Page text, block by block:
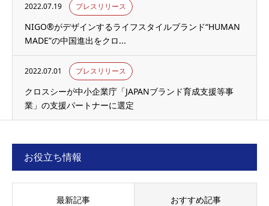
2022.07.19 プレスリリース
NIGO®がデザインするライフスタイルブランド“HUMAN
MADE”の中国進出をクロ...
2022.07.01 プレスリリース
クロスシーが中小企業庁「JAPANブランド育成支援等事
業」の支援パートナーに選定
お役立ち情報
最新記事 おすすめ記事